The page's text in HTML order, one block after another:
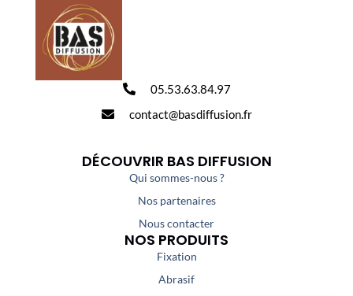
05.53.63.84.97
contact@basdiffusion.fr
DÉCOUVRIR BAS DIFFUSION
Qui sommes-nous ?
Nos partenaires
Nous contacter
NOS PRODUITS
Fixation
Abrasif